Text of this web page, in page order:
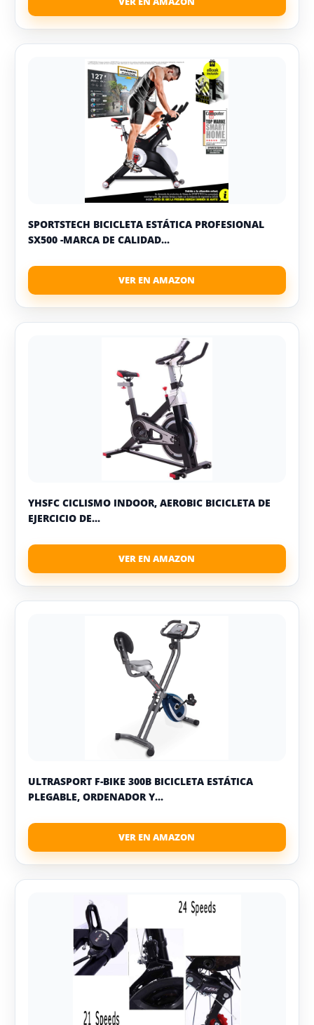
SPORTSTECH BICICLETA ESTÁTICA PROFESIONAL
SX500 -MARCA DE CALIDAD...
YHSFC CICLISMO INDOOR, AEROBIC BICICLETA DE
EJERCICIO DE...
ULTRASPORT F-BIKE 300B BICICLETA ESTÁTICA
PLEGABLE, ORDENADOR Y...